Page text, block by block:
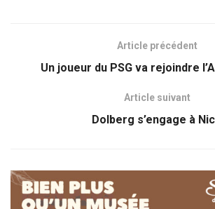
Article précédent
Un joueur du PSG va rejoindre
Article suivant
Dolberg s’engage à